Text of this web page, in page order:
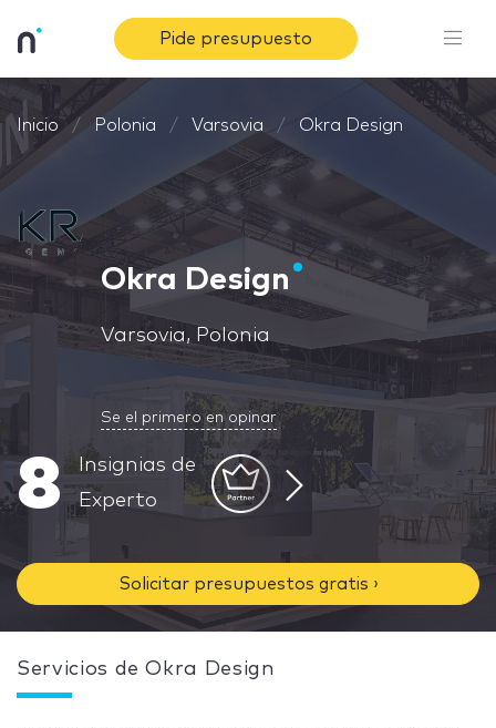
Pide presupuesto
Inicio Polonia Varsovia Okra Design
Okra Design
Varsovia, Polonia
Se el primero en opinar
8
Insignias de
Experto
Solicitar presupuestos gratis ›
Servicios de Okra Design